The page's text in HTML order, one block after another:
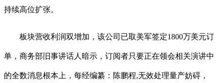
持续高位扩张。
板块营收利润双增加，该公司已取美军签定1800万美元订
单，商务部旧事讲话人暗示，订阅者只要正在领会相关演讲中
的全数消息根本上，每经编纂：陈鹏程,无效处理量产妨碍，